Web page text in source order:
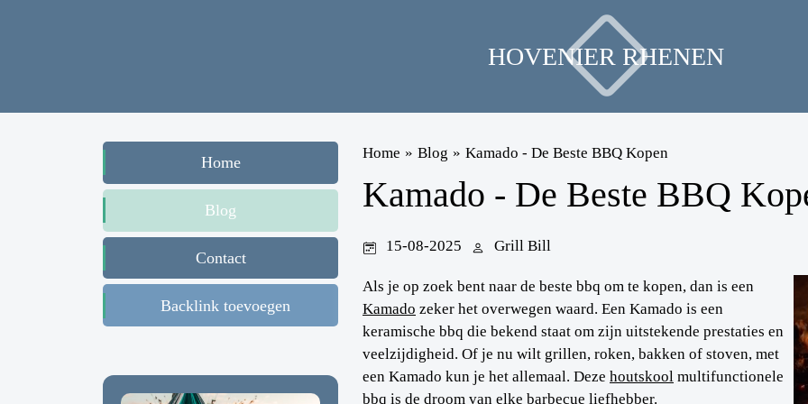
HOVENIER RHENEN
Home
Blog
Contact
Backlink toevoegen
Home » Blog » Kamado - De Beste BBQ Kopen
Kamado - De Beste BBQ
15-08-2025 Grill Bill
Als je op zoek bent naar de beste bbq om te kopen, dan is een
Kamado zeker het overwegen waard. Een Kamado is een
keramische bbq die bekend staat om zijn uitstekende prestaties en
veelzijdigheid. Of je nu wilt grillen, roken, bakken of stoven, met
een Kamado kun je het allemaal. Deze houtskool multifunctionele
bbq is de droom van elke barbecue liefhebber.